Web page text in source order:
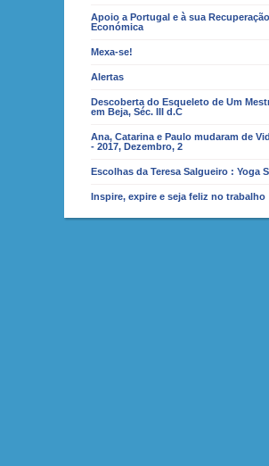
Apoio a Portugal e à sua Recuperação
Económica
Mexa-se!
Alertas
Descoberta do Esqueleto de Um
em Beja, Séc. III d.C
Ana, Catarina e Paulo mudaram de
- 2017, Dezembro, 2
Escolhas da Teresa Salgueiro : Yoga
Inspire, expire e seja feliz no trabalho